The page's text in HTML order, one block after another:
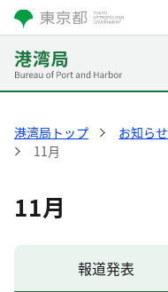
港湾局トップ お知らせ
11月
11月
報道発表